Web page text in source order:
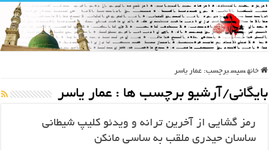
خانه سپس برچسب: عمار یاسر
بایگانی/آرشیو برچسب ها : عمار یاسر
رمز گشایی از آخرین ترانه و ویدئو کلیپ شیطانی
ساسان حیدری ملقب به ساسی مانکن